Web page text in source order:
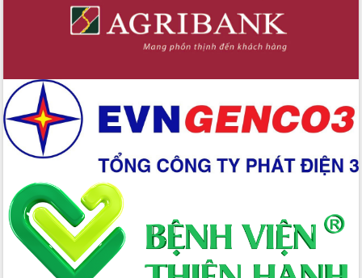
Xây dựng nền hành chính số đồng
hành cùng nông dân dân, doanh nghiệp
đấu có 77% xã đạt chuẩn nông thôn
mới
Chuyển đổi số 'mở đường' cho nông
nghiệp Đắk Lắk tăng trưởng bứt phá
Triển khai đồng bộ đo đạc, lập hồ sơ
địa chính, hoàn thiện cơ sở dữ liệu đất
Ứng dụng sinh trắc học - Bước tiến
trong hành trình chuyển đổi số tại Đắk
Lắk
Đắk Lắk nâng cao hiệu quả công tác
Đảng từ Sổ tay đảng viên điện tử